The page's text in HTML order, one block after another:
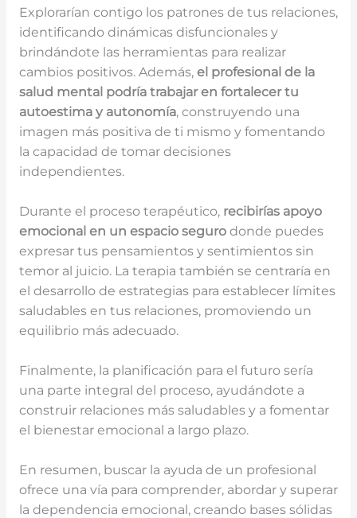
Explorarían contigo los patrones de tus relaciones,
identificando dinámicas disfuncionales y
brindándote las herramientas para realizar
cambios positivos. Además, el profesional de la
salud mental podría trabajar en fortalecer tu
autoestima y autonomía, construyendo una
imagen más positiva de ti mismo y fomentando
la capacidad de tomar decisiones
independientes.
Durante el proceso terapéutico, recibirías apoyo
emocional en un espacio segurodonde puedes
expresar tus pensamientos y sentimientos sin
temor al juicio. La terapia también se centraría en
el desarrollo de estrategias para establecer límites
saludables en tus relaciones, promoviendo un
equilibrio más adecuado.
Finalmente, la planificación para el futuro sería
una parte integral del proceso, ayudándote a
construir relaciones más saludables y a fomentar
el bienestar emocional a largo plazo.
En resumen, buscar la ayuda de un profesional
ofrece una vía para comprender, abordar y superar
la dependencia emocional, creando bases sólidas